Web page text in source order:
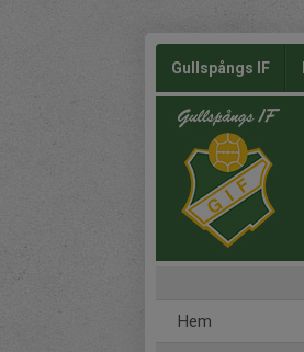
Gullspångs IF
Hem